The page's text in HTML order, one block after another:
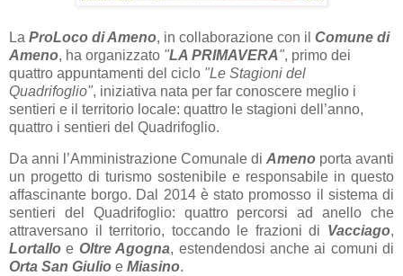
La ProLoco di Ameno, in collaborazione con il Comune di
Ameno, ha organizzato "LA PRIMAVERA", primo dei
quattro appuntamenti del ciclo "Le Stagioni del
Quadrifoglio", iniziativa nata per far conoscere meglio i
sentieri e il territorio locale: quattro le stagioni dell’anno,
quattro i sentieri del Quadrifoglio.
Da anni l’Amministrazione Comunale di Ameno porta avanti
un progetto di turismo sostenibile e responsabile in questo
affascinante borgo. Dal 2014 è stato promosso il sistema di
sentieri del Quadrifoglio: quattro percorsi ad anello che
attraversano il territorio, toccando le frazioni di Vacciago,
Lortallo e Oltre Agogna, estendendosi anche ai comuni di
Orta San Giulio e Miasino.